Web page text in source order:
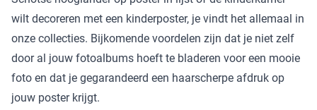
wilt decoreren met een kinderposter, je vindt het allemaal in
onze collecties. Bijkomende voordelen zijn dat je niet zelf
door al jouw fotoalbums hoeft te bladeren voor een mooie
foto en dat je gegarandeerd een haarscherpe afdruk op
jouw poster krijgt.